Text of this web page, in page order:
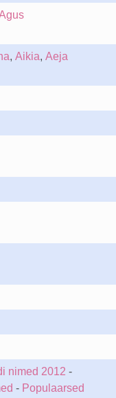
, Aikia, Aeja
nimed 2012 -
- Populaarsed